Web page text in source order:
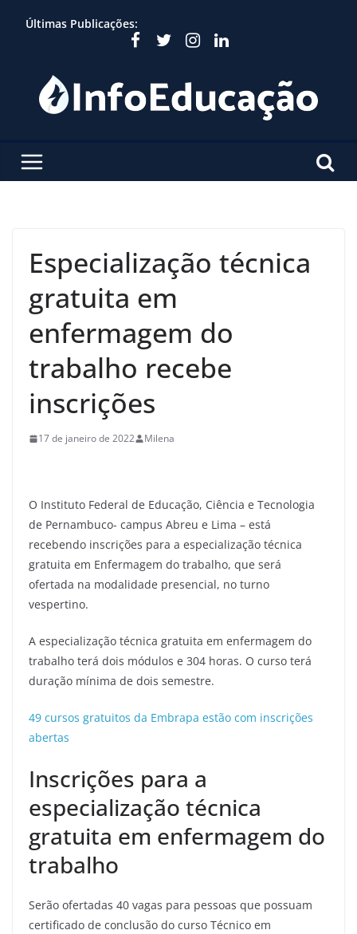
Últimas Publicações:
Especialização técnica
gratuita em
enfermagem do
trabalho recebe
inscrições
17 de janeiro de 2022 Milena
O Instituto Federal de Educação, Ciência e Tecnologia
de Pernambuco- campus Abreu e Lima – está
recebendo inscrições para a especialização técnica
gratuita em Enfermagem do trabalho, que será
ofertada na modalidade presencial, no turno
vespertino.
A especialização técnica gratuita em enfermagem do
trabalho terá dois módulos e 304 horas. O curso terá
duração mínima de dois semestre.
49 cursos gratuitos da Embrapa estão com inscrições
abertas
Inscrições para a
especialização técnica
gratuita em enfermagem do
trabalho
Serão ofertadas 40 vagas para pessoas que possuam
certificado de conclusão do curso Técnico em